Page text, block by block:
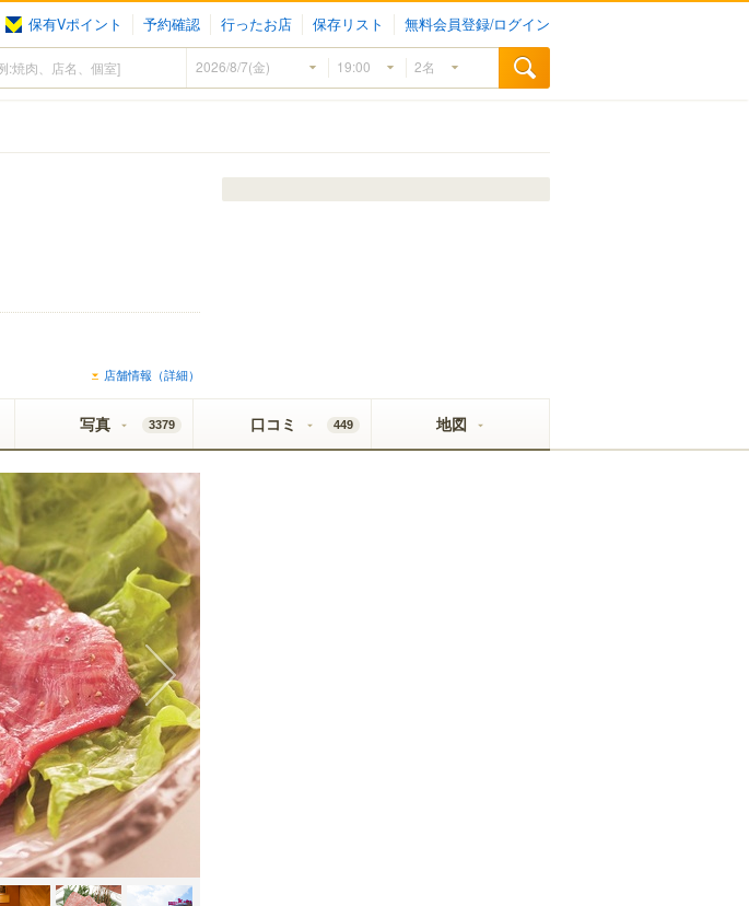
保有Vポイント 予約確認 行ったお店 保存リスト 無料会員登録/ログイン
店舗情報（詳細）
写真 3379 口コミ 449 地図